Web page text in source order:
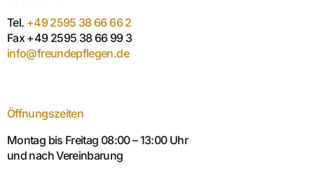
Tel. +49 2595 38 66 66 2
Fax +49 2595 38 66 99 3
info@freundepflegen.de
Öffnungszeiten
Montag bis Freitag 08:00 – 13:00 Uhr
und nach Vereinbarung